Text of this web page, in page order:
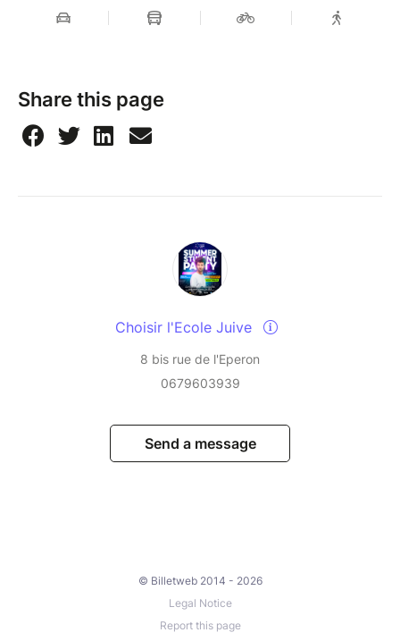
Share this page
Choisir l'Ecole Juive
8 bis rue de l'Eperon
0679603939
Send a message
© Billetweb 2014 - 2026
Legal Notice
Report this page